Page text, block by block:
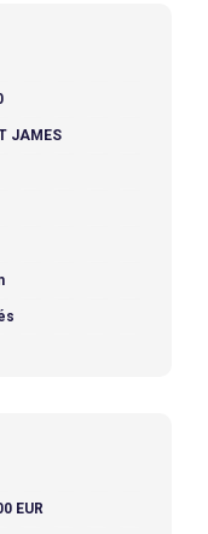
JAMES
EUR